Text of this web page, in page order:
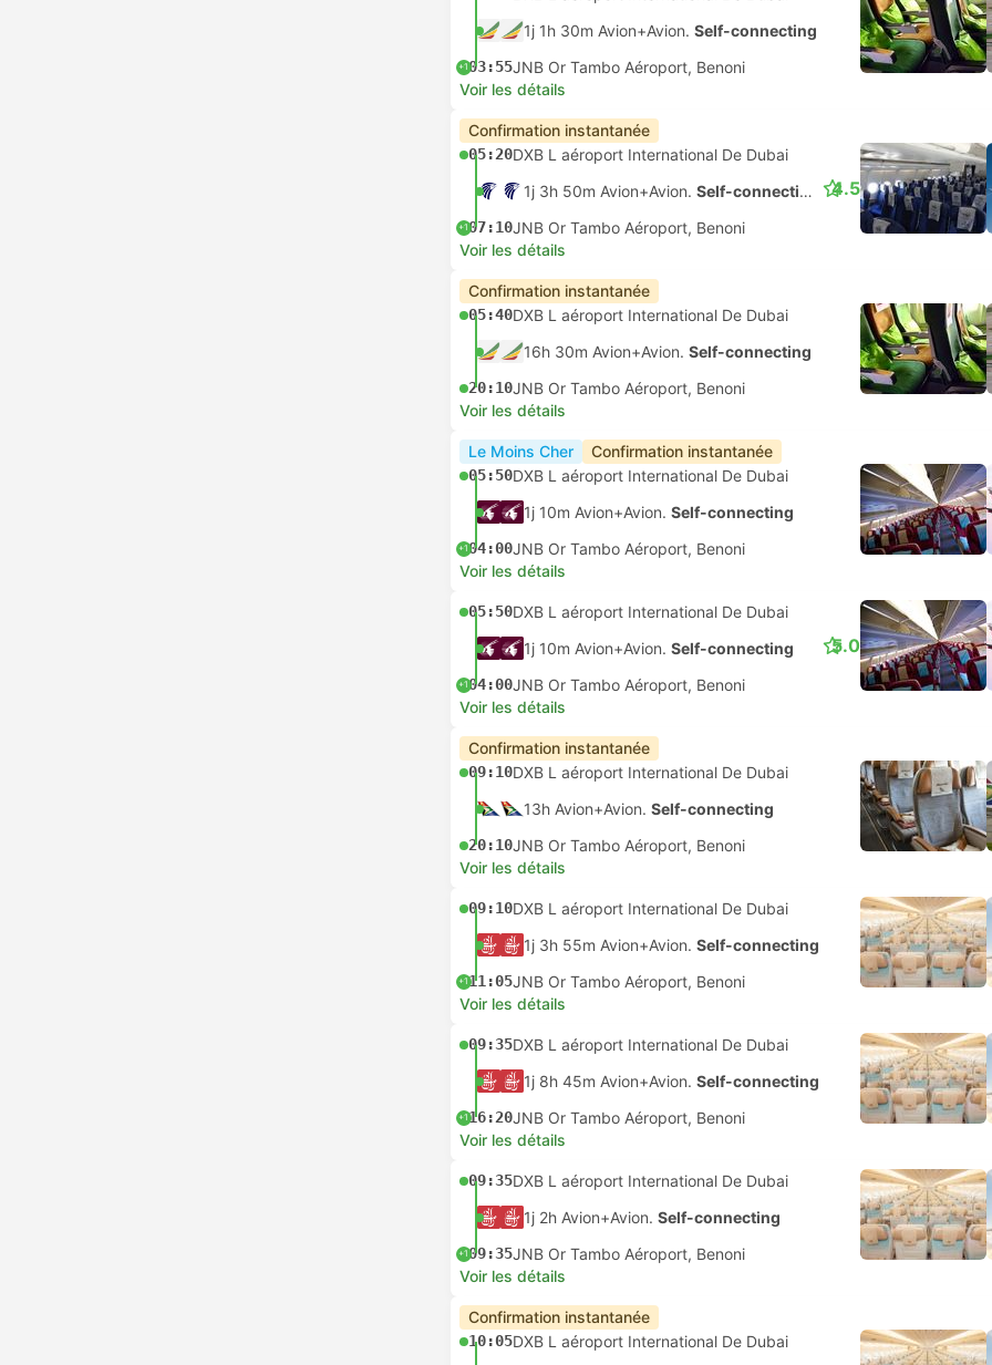
1j 1h 30m Avion+Avion. Self-connecting
+103:55JNB Or Tambo Aéroport, Benoni
Voir les détails
Confirmation instantanée
05:20DXB L aéroport International De Dubai
1j 3h 50m Avion+Avion. Self-connecting
+107:10JNB Or Tambo Aéroport, Benoni
4.5
Voir les détails
Confirmation instantanée
05:40DXB L aéroport International De Dubai
16h 30m Avion+Avion. Self-connecting
20:10JNB Or Tambo Aéroport, Benoni
Voir les détails
Le Moins Cher Confirmation instantanée
05:50DXB L aéroport International De Dubai
1j 10m Avion+Avion. Self-connecting
+104:00JNB Or Tambo Aéroport, Benoni
Voir les détails
05:50DXB L aéroport International De Dubai
1j 10m Avion+Avion. Self-connecting
+104:00JNB Or Tambo Aéroport, Benoni
5.0
Voir les détails
Confirmation instantanée
09:10DXB L aéroport International De Dubai
13h Avion+Avion. Self-connecting
20:10JNB Or Tambo Aéroport, Benoni
Voir les détails
09:10DXB L aéroport International De Dubai
1j 3h 55m Avion+Avion. Self-connecting
+111:05JNB Or Tambo Aéroport, Benoni
Voir les détails
09:35DXB L aéroport International De Dubai
1j 8h 45m Avion+Avion. Self-connecting
+116:20JNB Or Tambo Aéroport, Benoni
Voir les détails
09:35DXB L aéroport International De Dubai
1j 2h Avion+Avion. Self-connecting
+109:35JNB Or Tambo Aéroport, Benoni
Voir les détails
Confirmation instantanée
10:05DXB L aéroport International De Dubai